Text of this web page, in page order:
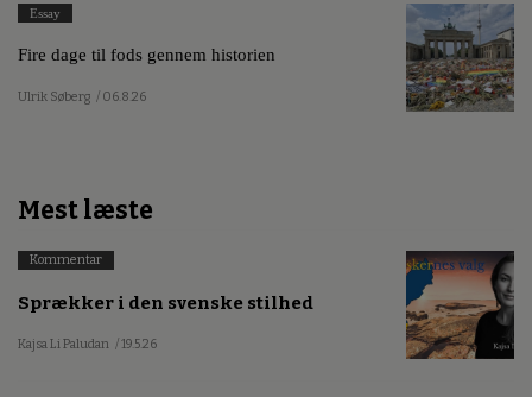
Essay
Fire dage til fods gennem historien
Ulrik Søberg / 06.8.26
Mest læste
Kommentar
Sprækker i den svenske stilhed
Kajsa Li Paludan / 19.5.26